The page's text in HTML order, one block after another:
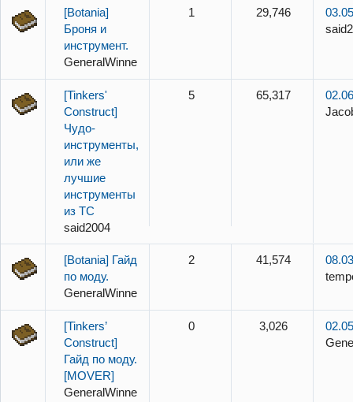
[Botania]
Броня и
инструмент.
GeneralWinner
1 29,746
[Tinkers'
Construct]
Чудо-
инструменты,
или же
лучшие
инструменты
из TC
said2004
5 65,317
[Botania] Гайд
по моду.
GeneralWinner
2 41,574
[Tinkers’
Construct]
Гайд по моду.
[MOVER]
GeneralWinner
0 3,026